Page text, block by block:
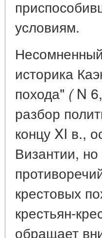
условиям.
историка
похода" (N 6,
разбор
концу XI в.,
Византии,
крестовых
крестьян-
обращает